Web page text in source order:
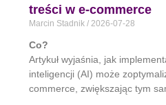
treści w e-commerce
Marcin Stadnik 2026-07-28
Co?
Artykuł wyjaśnia, jak
inteligencji (AI) może
commerce, zwiększając tym